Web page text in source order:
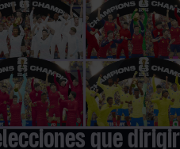
que dirigir